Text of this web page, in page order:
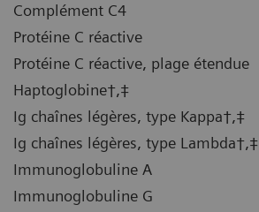
Complément C4
Protéine C réactive
Protéine C réactive, plage étendue
Haptoglobine†,‡
Ig chaînes légères, type Kappa†,‡
Ig chaînes légères, type Lambda†,‡
Immunoglobuline A
Immunoglobuline G